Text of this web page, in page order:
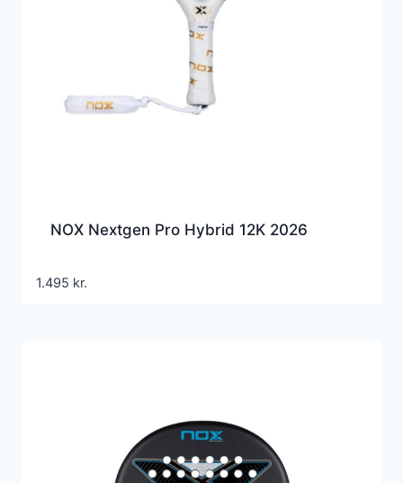
NOX Nextgen Pro Hybrid 12K 2026
1.495 kr.